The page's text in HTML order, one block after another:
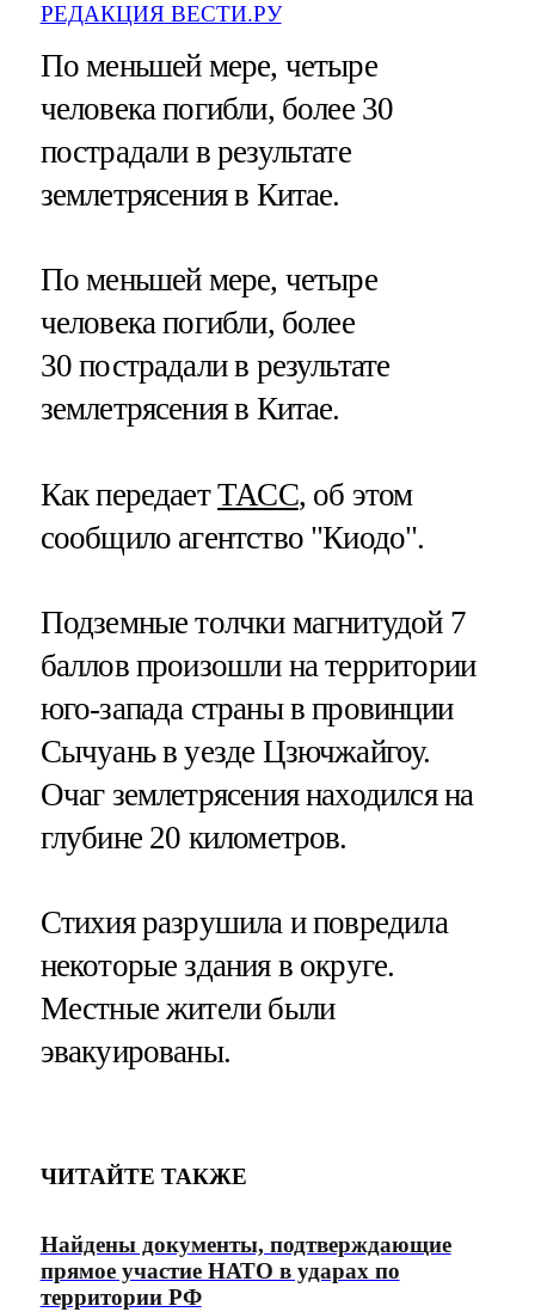
РЕДАКЦИЯ ВЕСТИ.РУ
По меньшей мере, четыре
человека погибли, более 30
пострадали в результате
землетрясения в Китае.
По меньшей мере, четыре
человека погибли, более
30 пострадали в результате
землетрясения в Китае.
Как передаетТАСС, об этом
сообщило агентство "Киодо".
Подземные толчки магнитудой 7
баллов произошли на территории
юго-запада страны в провинции
Сычуань в уезде Цзючжайгоу.
Очаг землетрясения находился на
глубине 20 километров.
Стихия разрушила и повредила
некоторые здания в округе.
Местные жители были
эвакуированы.
ЧИТАЙТЕ ТАКЖЕ
Найдены документы, подтверждающие
прямое участие НАТО в ударах по
территории РФ